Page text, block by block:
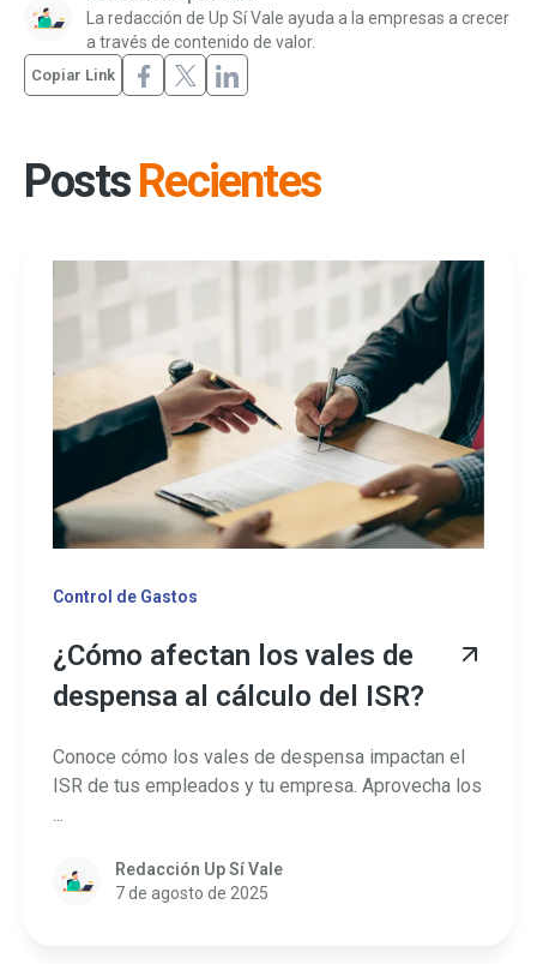
La redacción de Up Sí Vale ayuda a la empresas a crecer
a través de contenido de valor.
Copiar Link
PostsRecientes
Control de Gastos
¿Cómo afectan los vales de
despensa al cálculo del ISR?
Conoce cómo los vales de despensa impactan el
ISR de tus empleados y tu empresa. Aprovecha los
...
Redacción Up Sí Vale
7 de agosto de 2025